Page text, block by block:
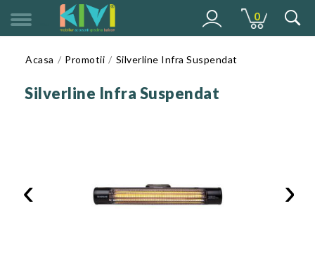
0
Acasa Promotii Silverline Infra Suspendat
Silverline Infra Suspendat
‹ ›